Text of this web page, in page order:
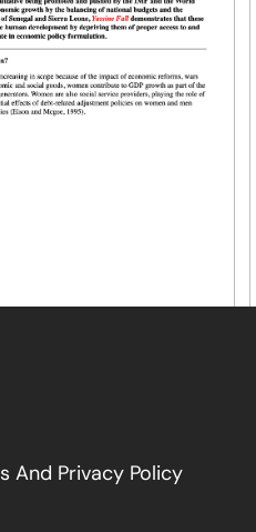
And Privacy Policy